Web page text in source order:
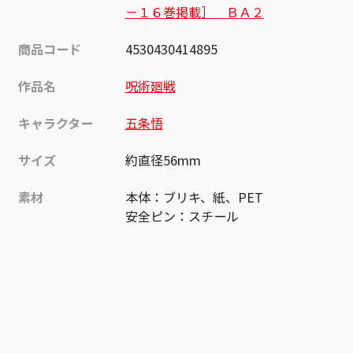
－１６巻掲載］ ＢＡ２
商品コード
4530430414895
作品名
呪術廻戦
キャラクター
五条悟
サイズ
約直径56mm
素材
本体：ブリキ、紙、PET
安全ピン：スチール